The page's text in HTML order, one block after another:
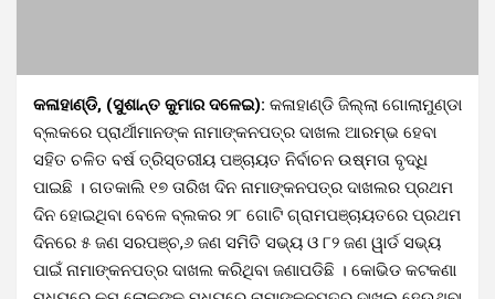
କଳାହାଣ୍ଡି, (ସୁଶାନ୍ତ କୁମାର ଦଳେଇ): କଳାହାଣ୍ଡି ଜିଲ୍ଲା ଗୋଲାମୁଣ୍ଡା
ବ୍ଲକରେ ପ୍ରାର୍ଥୀମାନଙ୍କ ନାମାଙ୍କନପତ୍ର ଦାଖଲ ଆରମ୍ଭ ହେବା
ସହିତ ଚଳିତ ବର୍ଷ ତ୍ରିସ୍ତରୀୟ ପଞ୍ଚାୟତ ନିର୍ବାଚନ ଉଷ୍ମତା ବୃଦ୍ଧି
ପାଇଛି । ଗତକାଲି ୧୭ ତାରିଖ ଦିନ ନାମାଙ୍କନପତ୍ର ଦାଖଲର ପ୍ରଥମ
ଦିନ ହୋଇଥିବା ବେଳେ ବ୍ଲକର ୨୮ ଗୋଟି ଗ୍ରାମପଞ୍ଚାୟତରେ ପ୍ରଥମ
ଦିନରେ ୫ ଜଣ ସରପଞ୍ଚ,୬ ଜଣ ସମିତି ସଭ୍ୟ ଓ ୮୨ ଜଣ ୱାର୍ଡ ସଭ୍ୟ
ପାଇଁ ନାମାଙ୍କନପତ୍ର ଦାଖଲ କରିଥିବା ଜଣାପଡିଛି । କୋଭିଡ କଟକଣା